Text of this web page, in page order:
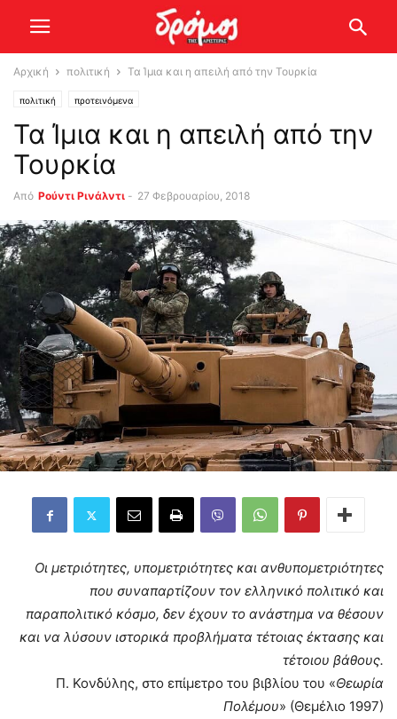
Αρχική πολιτική Τα Ίμια και η απειλή από την Τουρκία
πολιτική προτεινόμενα
Τα Ίμια και η απειλή από την
Τουρκία
Από Ρούντι Ρινάλντι - 27 Φεβρουαρίου, 2018
Οι μετριότητες, υπομετριότητες και ανθυπομετριότητες
που συναπαρτίζουν τον ελληνικό πολιτικό και
παραπολιτικό κόσμο, δεν έχουν το ανάστημα να θέσουν
και να λύσουν ιστορικά προβλήματα τέτοιας έκτασης και
τέτοιου βάθους.
Π. Κονδύλης, στο επίμετρο του βιβλίου του «Θεωρία
Πολέμου» (Θεμέλιο 1997)